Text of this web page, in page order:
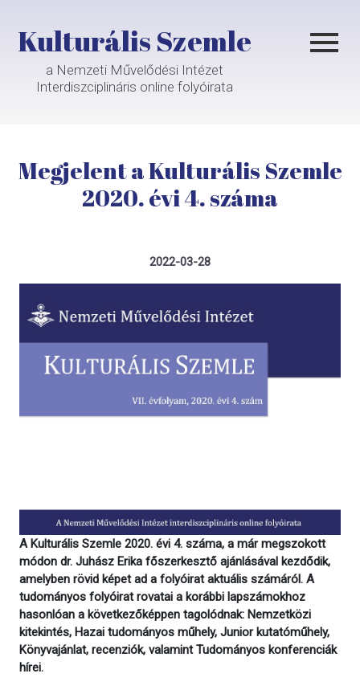
Kulturális Szemle
a Nemzeti Művelődési Intézet
Interdiszciplináris online folyóirata
Megjelent a Kulturális Szemle
2020. évi 4. száma
2022-03-28
A Kulturális Szemle 2020. évi 4. száma, a már megszokott
módon dr. Juhász Erika főszerkesztő ajánlásával kezdődik,
amelyben rövid képet ad a folyóirat aktuális számáról. A
tudományos folyóirat rovatai a korábbi lapszámokhoz
hasonlóan a következőképpen tagolódnak: Nemzetközi
kitekintés, Hazai tudományos műhely, Junior kutatóműhely,
Könyvajánlat, recenziók, valamint Tudományos konferenciák
hírei.